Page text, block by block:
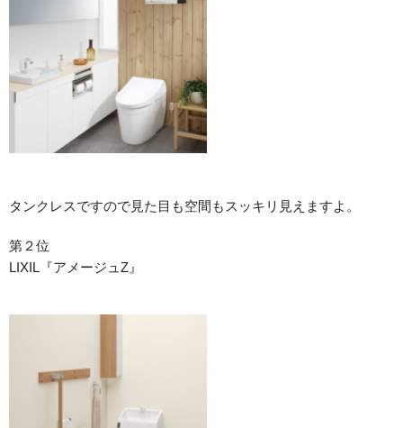
タンクレスですので見た目も空間もスッキリ見えますよ。
第２位
LIXIL『アメージュZ』